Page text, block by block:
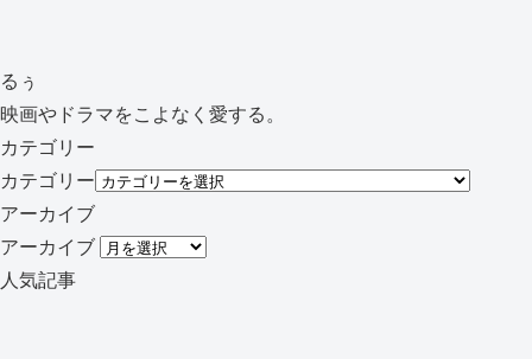
るぅ
映画やドラマをこよなく愛する。
カテゴリー
カテゴリー
アーカイブ
アーカイブ
人気記事